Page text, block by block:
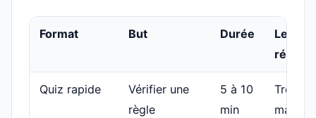
Format But Durée
Quiz rapide
Vérifier une
règle
5 à 10
min
Très
mais